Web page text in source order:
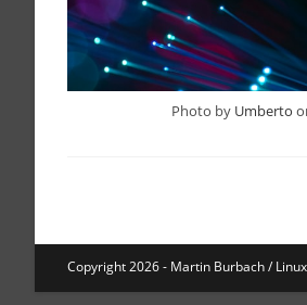
Photo by Umberto
Copyright 2026 - Martin Burbach /